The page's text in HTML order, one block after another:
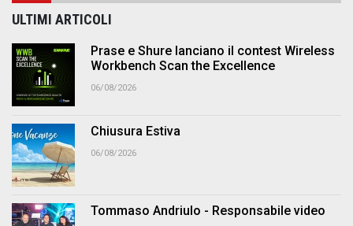
ULTIMI ARTICOLI
Prase e Shure lanciano il contest Wireless
Workbench Scan the Excellence
06/08/2026
Chiusura Estiva
06/08/2026
Tommaso Andriulo - Responsabile video